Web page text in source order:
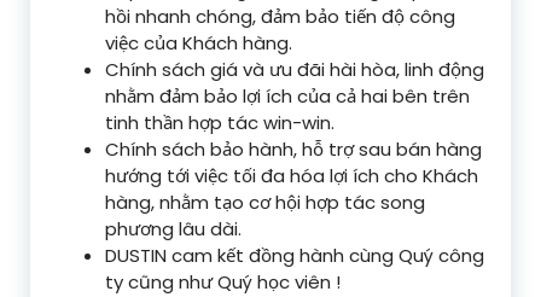
hồi nhanh chóng, đảm bảo tiến độ công
việc của Khách hàng.
Chính sách giá và ưu đãi hài hòa, linh động
nhằm đảm bảo lợi ích của cả hai bên trên
tinh thần hợp tác win-win.
Chính sách bảo hành, hỗ trợ sau bán hàng
hướng tới việc tối đa hóa lợi ích cho Khách
hàng, nhằm tạo cơ hội hợp tác song
phương lâu dài.
DUSTIN cam kết đồng hành cùng Quý công
ty cũng như Quý học viên !